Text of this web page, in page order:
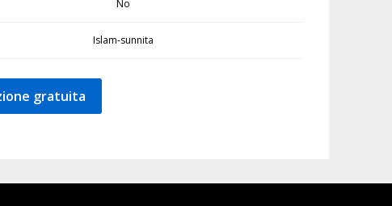
No
Islam-sunnita
gratuita